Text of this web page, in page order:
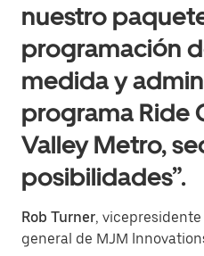
nuestro
programación
medida y
programa Ride
Valley Metro,
posibilidades”.
Rob Turner,
general de MJM